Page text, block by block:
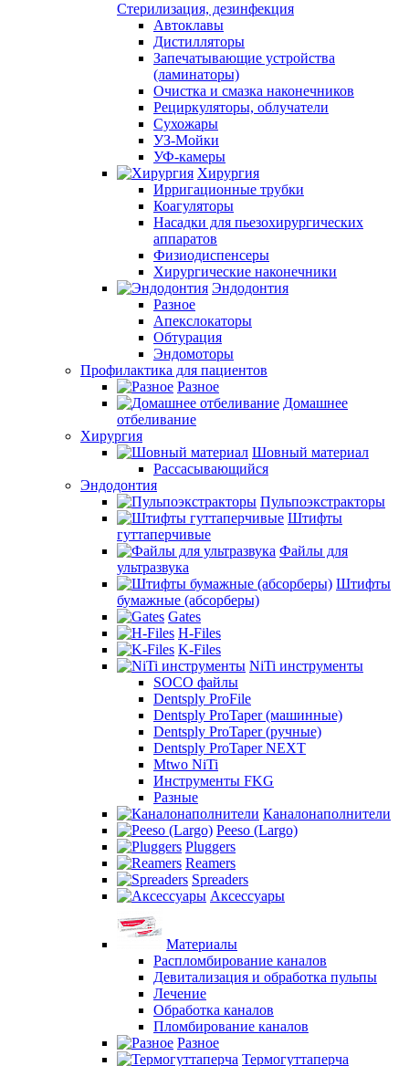
Стерилизация, дезинфекция
Автоклавы
Дистилляторы
Запечатывающие устройства
(ламинаторы)
Очистка и смазка наконечников
Рециркуляторы, облучатели
Сухожары
УЗ-Мойки
УФ-камеры
Хирургия
Ирригационные трубки
Коагуляторы
Насадки для пьезохирургических
аппаратов
Физиодиспенсеры
Хирургические наконечники
Эндодонтия
Разное
Апекслокаторы
Обтурация
Эндомоторы
Профилактика для пациентов
Разное
Домашнее
отбеливание
Хирургия
Шовный материал
Рассасывающийся
Эндодонтия
Пульпоэкстракторы
Штифты
гуттаперчивые
Файлы для
ультразвука
Штифты
бумажные (абсорберы)
Gates
H-Files
K-Files
NiTi инструменты
SOCO файлы
Dentsply ProFile
Dentsply ProTaper (машинные)
Dentsply ProTaper (ручные)
Dentsply ProTaper NEXT
Mtwo NiTi
Инструменты FKG
Разные
Каналонаполнители
Peeso (Largo)
Pluggers
Reamers
Spreaders
Аксессуары
Материалы
Распломбирование каналов
Девитализация и обработка пульпы
Лечение
Обработка каналов
Пломбирование каналов
Разное
Термогуттаперча